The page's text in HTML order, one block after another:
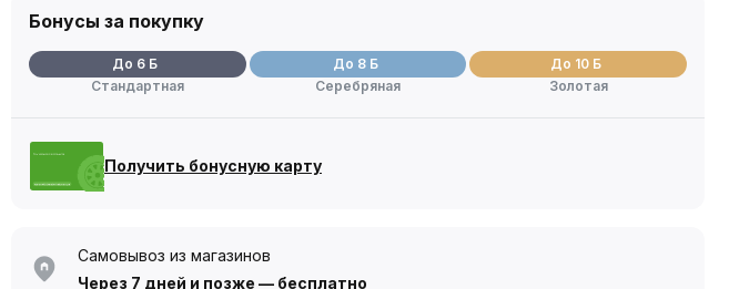
Бонусы за покупку
До 6 Б
Стандартная
До 8 Б
Серебряная
До 10 Б
Золотая
Получить бонусную карту
Самовывоз из магазинов
Через 7 дней и позже — бесплатно